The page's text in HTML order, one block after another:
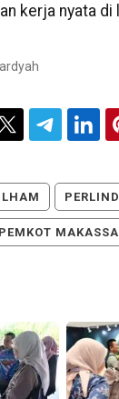
kerja nyata di
PEMKOT